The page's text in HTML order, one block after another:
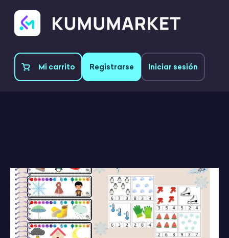
Mi carrito Registrarse Iniciar sesión